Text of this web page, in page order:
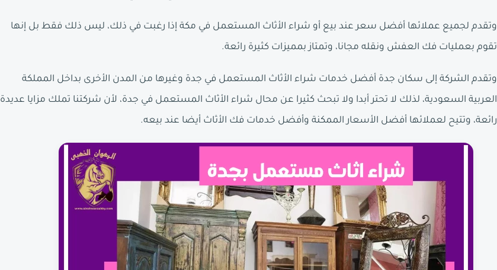
وتقدم لجميع عملائها أفضل سعر عند بيع أو شراء الأثاث المستعمل في مكة إذا رغبت في ذلك، ليس ذلك فقط بل إنها
تقوم بعمليات فك العفش ونقله مجانا، وتمتاز بمميزات كثيرة رائعة.
وتقدم الشركة إلى سكان جدة أفضل خدمات شراء الأثاث المستعمل في جدة وغيرها من المدن الأخرى بداخل المملكة
العربية السعودية، لذلك لا تحتر أبدا ولا تبحث كثيرا عن محال شراء الأثاث المستعمل في جدة، لأن شركتنا تملك مزايا عديدة
رائعة، وتتيح لعملائها أفضل الأسعار الممكنة وأفضل خدمات فك الأثاث أيضا عند بيعه.